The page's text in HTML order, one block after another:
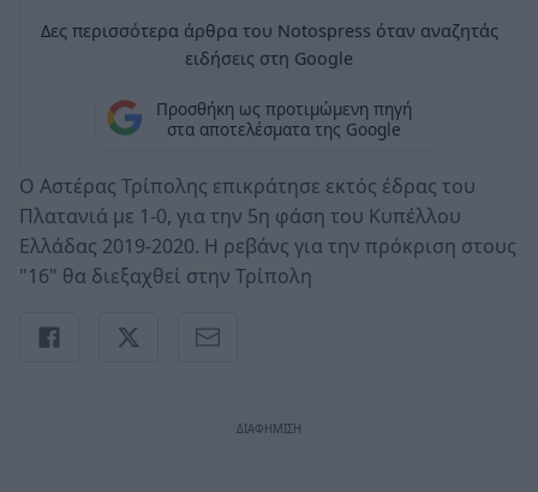
Δες περισσότερα άρθρα του Notospress όταν αναζητάς
ειδήσεις στη Google
Προσθήκη ως προτιμώμενη πηγή
στα αποτελέσματα της Google
Ο Αστέρας Τρίπολης επικράτησε εκτός έδρας του
Πλατανιά με 1-0, για την 5η φάση του Κυπέλλου
Ελλάδας 2019-2020. Η ρεβάνς για την πρόκριση στους
"16" θα διεξαχθεί στην Τρίπολη